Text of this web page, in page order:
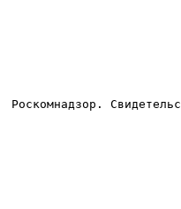
Роскомнадзор.